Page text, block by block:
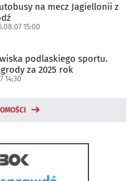
na mecz Jagiellonii z
15:00
podlaskiego sportu.
za 2025 rok
14:30